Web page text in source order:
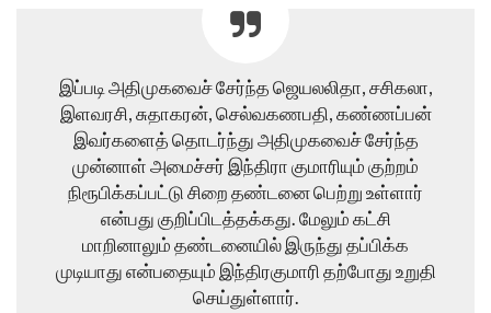
இப்படி அதிமுகவைச் சேர்ந்த ஜெயலலிதா, சசிகலா,
இளவரசி, சுதாகரன், செல்வகணபதி, கண்ணப்பன்
இவர்களைத் தொடர்ந்து அதிமுகவைச் சேர்ந்த
முன்னாள் அமைச்சர் இந்திரா குமாரியும் குற்றம்
நிரூபிக்கப்பட்டு சிறை தண்டனை பெற்று உள்ளார்
என்பது குறிப்பிடத்தக்கது. மேலும் கட்சி
மாறினாலும் தண்டனையில் இருந்து தப்பிக்க
முடியாது என்பதையும் இந்திரகுமாரி தற்போது உறுதி
செய்துள்ளார்.